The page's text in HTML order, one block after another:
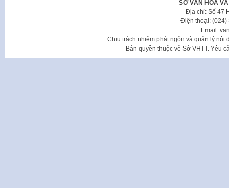
SỞ VĂN HÓA
Địa chỉ: Số 47
Điện thoại: (024)
Email:
Chịu trách nhiệm phát ngôn và quản lý nội
Bản quyền thuộc về Sở VHTT. Yêu